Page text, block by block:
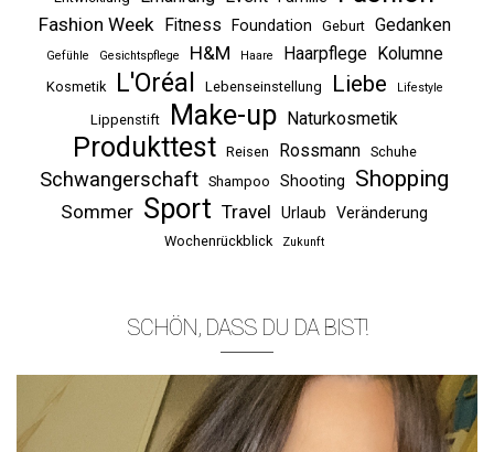
Fashion Week Fitness Foundation Geburt Gedanken
Gefühle Gesichtspflege H&M Haare Haarpflege Kolumne
Kosmetik L'Oréal Lebenseinstellung Liebe Lifestyle
Lippenstift Make-up Naturkosmetik
Produkttest Reisen Rossmann Schuhe
Schwangerschaft Shampoo Shooting Shopping
Sommer Sport Travel Urlaub Veränderung
Wochenrückblick Zukunft
SCHÖN, DASS DU DA BIST!